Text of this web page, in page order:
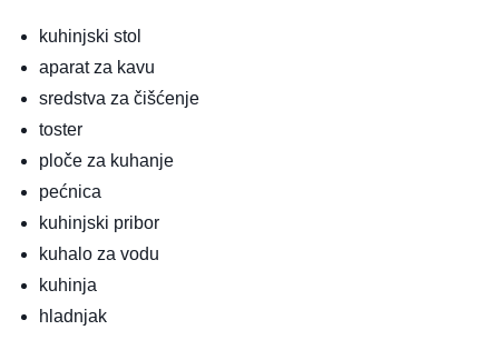
kuhinjski stol
aparat za kavu
sredstva za čišćenje
toster
ploče za kuhanje
pećnica
kuhinjski pribor
kuhalo za vodu
kuhinja
hladnjak